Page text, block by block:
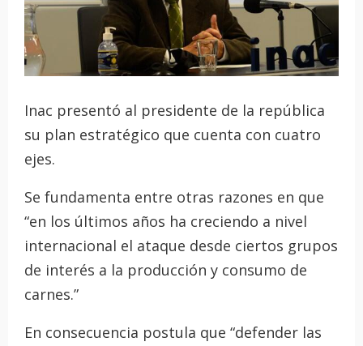
Inac presentó al presidente de la república
su plan estratégico que cuenta con cuatro
ejes.
Se fundamenta entre otras razones en que
“en los últimos años ha creciendo a nivel
internacional el ataque desde ciertos grupos
de interés a la producción y consumo de
carnes.”
En consecuencia postula que “defender las